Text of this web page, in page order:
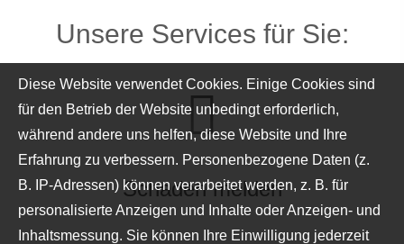
Unsere Services für Sie:
Schaden melden
Diese Website verwendet Cookies. Einige Cookies sind
für den Betrieb der Website unbedingt erforderlich,
während andere uns helfen, diese Website und Ihre
Erfahrung zu verbessern. Personenbezogene Daten (z.
B. IP-Adressen) können verarbeitet werden, z. B. für
personalisierte Anzeigen und Inhalte oder Anzeigen- und
Inhaltsmessung. Sie können Ihre Einwilligung jederzeit